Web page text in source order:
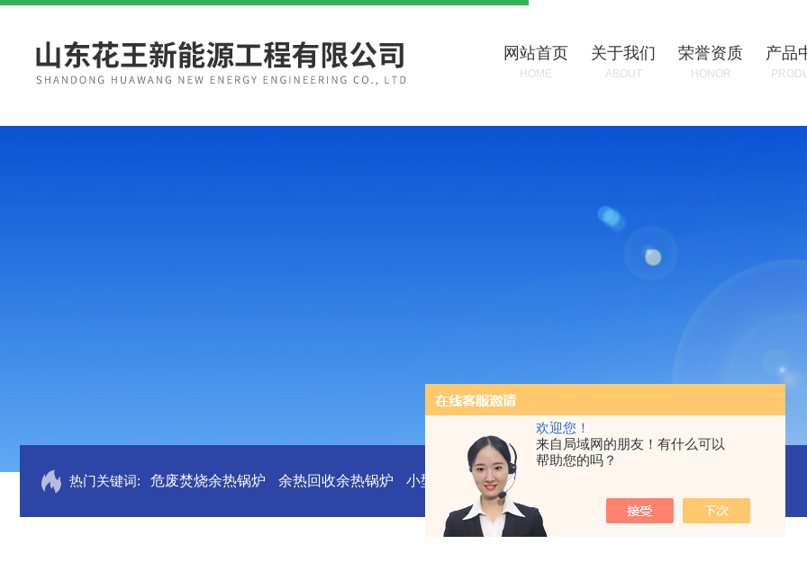
欢迎您！
来自局域网的朋友！有什么可以
帮助您的吗？
网站首页
HOME
关于我们
ABOUT
荣誉资质
HONOR
产品
热门关键词: 危废焚烧余热锅炉 余热回收余热锅炉 小型沼气全液化装置